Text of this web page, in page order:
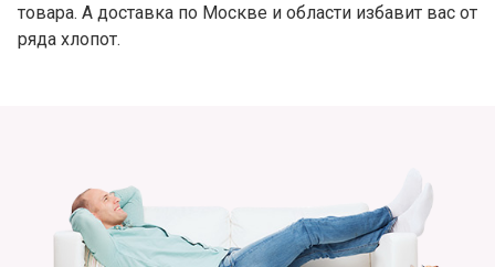
товара. А доставка по Москве и области избавит вас от
ряда хлопот.